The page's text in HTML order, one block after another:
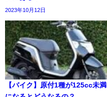
2023年10月12日
【バイク】原付1種が125cc未満